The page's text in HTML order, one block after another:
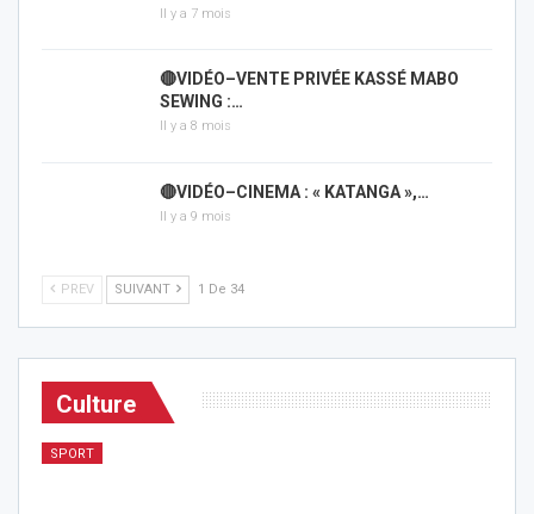
Il y a 7 mois
🔴VIDÉO–VENTE PRIVÉE KASSÉ MABO
SEWING :…
Il y a 8 mois
🔴VIDÉO–CINEMA : « KATANGA »,…
Il y a 9 mois
PREV SUIVANT 1 De 34
Culture
SPORT